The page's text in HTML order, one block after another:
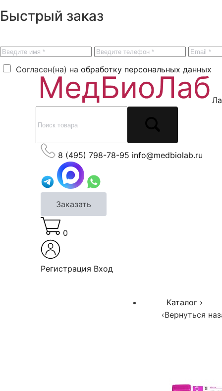
Быстрый заказ
Согласен(на) на обработку персональных данных
8 (495) 798-78-95 info@medbiolab.ru
Заказать
0
Регистрация Вход
Каталог ›
‹Вернуться